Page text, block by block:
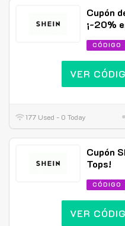
Cupón
¡-20%
CÓDIGO
VER
177 Used - 0 Today
Cupón
Tops!
CÓDIGO
VER